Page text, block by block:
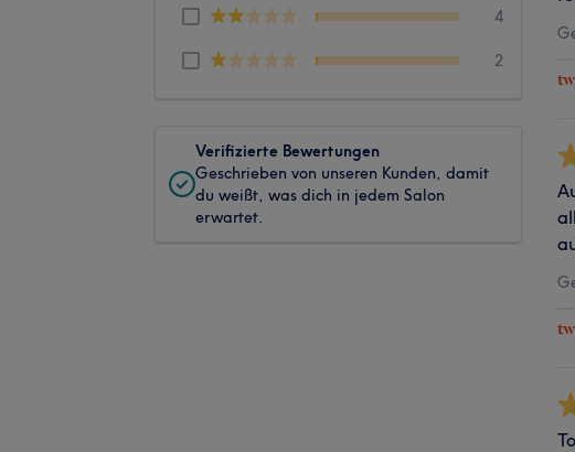
4
2
Verifizierte Bewertungen
Geschrieben von unseren Kunden, damit
du weißt, was dich in jedem Salon
erwartet.